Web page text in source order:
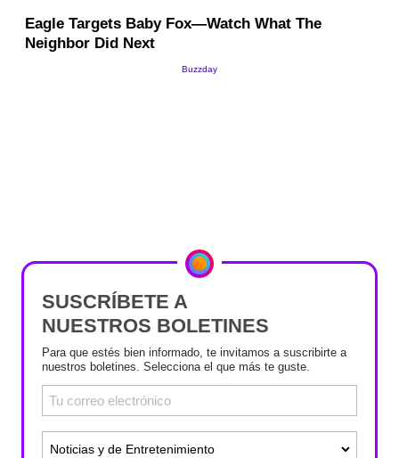
SUSCRÍBETE A
NUESTROS BOLETINES
Para que estés bien informado, te invitamos a suscribirte a
nuestros boletines. Selecciona el que más te guste.